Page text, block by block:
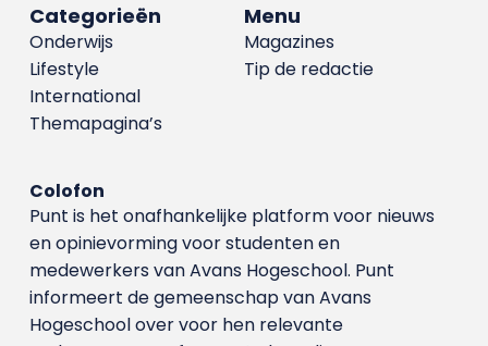
Menu
Magazines
Tip de redactie
Categorieën
Onderwijs
Lifestyle
International
Themapagina’s
Colofon
Punt is het onafhankelijke platform voor nieuws
en opinievorming voor studenten en
medewerkers van Avans Hoge­school. Punt
informeert de gemeenschap van Avans
Hogeschool over voor hen relevante